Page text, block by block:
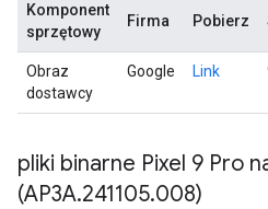
Komponent
sprzętowy
Firma Pobierz
Obraz
dostawcy
Google Link
pliki binarne Pixel 9 Pro
(AP3A.241105.008)